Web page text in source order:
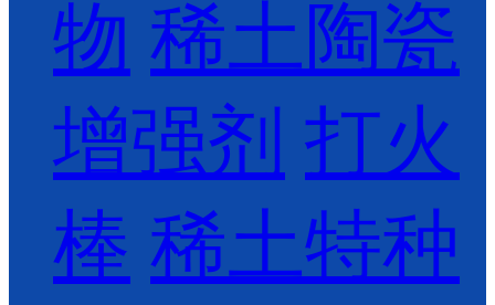
物 稀土陶瓷
增强剂 打火
棒 稀土特种